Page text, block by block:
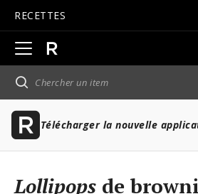
RECETTES
Ouvrir
la
navigation
principale
Télécharger la nouvelle
Lollipops de